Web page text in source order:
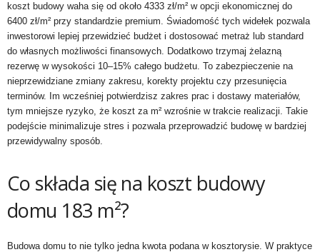
koszt budowy waha się od około 4333 zł/m² w opcji ekonomicznej do
6400 zł/m² przy standardzie premium. Świadomość tych widełek pozwala
inwestorowi lepiej przewidzieć budżet i dostosować metraż lub standard
do własnych możliwości finansowych. Dodatkowo trzymaj żelazną
rezerwę w wysokości 10–15% całego budżetu. To zabezpieczenie na
nieprzewidziane zmiany zakresu, korekty projektu czy przesunięcia
terminów. Im wcześniej potwierdzisz zakres prac i dostawy materiałów,
tym mniejsze ryzyko, że koszt za m² wzrośnie w trakcie realizacji. Takie
podejście minimalizuje stres i pozwala przeprowadzić budowę w bardziej
przewidywalny sposób.
Co składa się na koszt budowy
domu 183 m²?
Budowa domu to nie tylko jedna kwota podana w kosztorysie. W praktyce